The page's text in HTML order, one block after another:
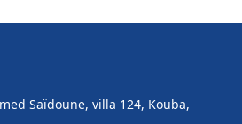
Saïdoune, villa 124, Kouba,